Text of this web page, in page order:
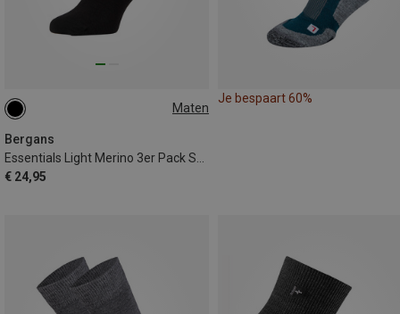
Maten
Bergans
€ 24,95
36|37|38|39|40
41|42|43|44|45|46
Je bespaart 60%